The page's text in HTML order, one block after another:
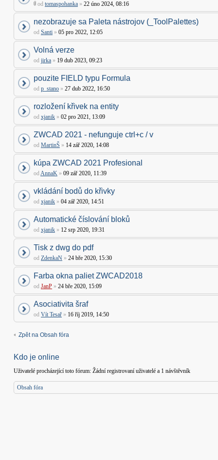
od tomaspohanka » 22 úno 2024, 08:16
nezobrazuje sa Paleta nástrojov (_ToolPalettes)
od Santi » 05 pro 2022, 12:05
Volná verze
od jirka » 19 dub 2023, 09:23
pouzite FIELD typu Formula
od p_stano » 27 dub 2022, 16:50
rozložení křivek na entity
od xjanik » 02 pro 2021, 13:09
ZWCAD 2021 - nefunguje ctrl+c / v
od MartinŠ » 14 zář 2020, 14:08
kúpa ZWCAD 2021 Profesional
odAnnaK » 09 zář 2020, 11:39
vkládání bodů do křivky
od xjanik » 04 zář 2020, 14:51
Automatické číslování bloků
od xjanik » 12 srp 2020, 19:31
Tisk z dwg do pdf
od ZdenkaN » 24 bře 2020, 15:30
Farba okna paliet ZWCAD2018
od JanP » 24 bře 2020, 15:09
Asociativita šraf
od Vít Tesař » 16 říj 2019, 14:50
Zpět na Obsah fóra
Kdo je online
Uživatelé procházející toto fórum: Žádní registrovaní uživatelé a 1 návštěvník
Obsah fóra